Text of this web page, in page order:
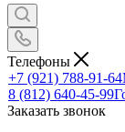
Телефоны
+7 (921) 788-91-64
8 (812) 640-45-99
Заказать звонок